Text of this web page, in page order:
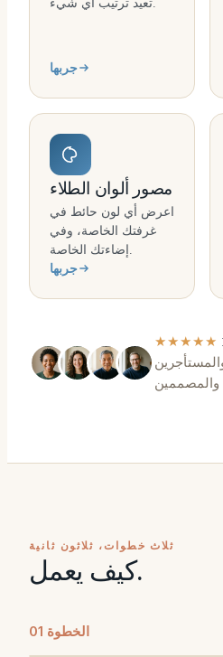
جربها
مصور ألوان الطلاء
اعرض أي لون حائط في
غرفتك الخاصة، وفي
جربها
★★★★★
والمصممين
ثلاث خطوات، ثلاثون ثانية
كيف يعمل.
الخطوة 1